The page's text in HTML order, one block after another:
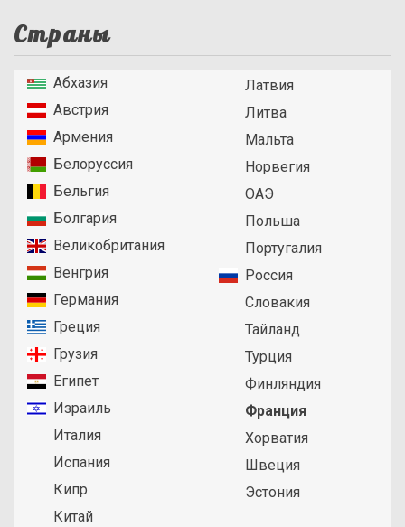
Страны
Абхазия
Австрия
Армения
Белоруссия
Бельгия
Болгария
Великобритания
Венгрия
Германия
Греция
Грузия
Египет
Израиль
Италия
Испания
Кипр
Китай
Латвия
Литва
Мальта
Норвегия
ОАЭ
Польша
Португалия
Россия
Словакия
Тайланд
Турция
Финляндия
Франция
Хорватия
Швеция
Эстония